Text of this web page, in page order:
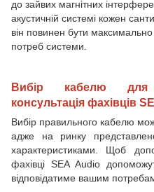
до зайвих магнітних
акустичній системі кожен
він повинен бути
потреб системи.
Вибір кабелю для
консультація фахівців
Вибір правильного кабелю
адже на ринку
характеристиками. Щоб
фахівці SEA Audio
відповідатиме вашим